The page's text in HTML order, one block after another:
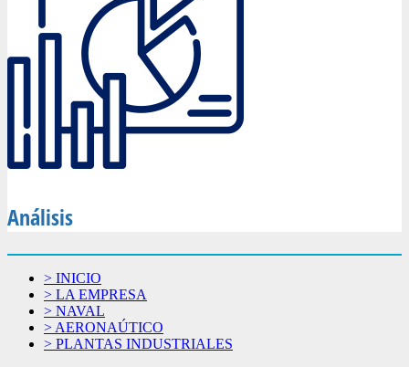
Análisis
> INICIO
> LA EMPRESA
> NAVAL
> AERONAÚTICO
> PLANTAS INDUSTRIALES